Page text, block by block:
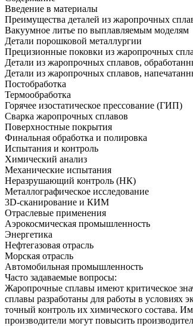
Введение в материалы
Преимущества деталей из жаропрочных
Вакуумное литье по выплавляемым моделям
Детали порошковой металлургии
Прецизионные поковки из жаропрочных
Детали из жаропрочных сплавов,
Детали из жаропрочных сплавов,
Постобработка
Термообработка
Горячее изостатическое прессование (ГИП)
Сварка жаропрочных сплавов
Поверхностные покрытия
Финальная обработка и полировка
Испытания и контроль
Химический анализ
Механические испытания
Неразрушающий контроль (НК)
Металлографическое исследование
3D-сканирование и КИМ
Отраслевые применения
Аэрокосмическая промышленность
Энергетика
Нефтегазовая отрасль
Морская отрасль
Автомобильная промышленность
Часто задаваемые вопросы:
Жаропрочные сплавы имеют критическое
сплавы разработаны для работы в условиях
точный контроль их химического состава.
производители могут повысить